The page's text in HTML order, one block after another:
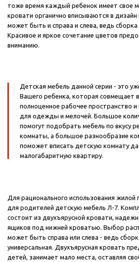
тоже время каждый ребенок имеет свое
кровати органично вписываются в
может быть и справа и слева, ведь сборка
Красивое и яркое сочетание цветов
вниманию.
Детская мебель данной серии - это
Вашего ребенка, которая совмещает
полноценное рабочее пространство
для одежды и мелочей. Большое
помогут подобрать мебель по вкусу
комнаты, а большое разнообразие
поможет вписать детскую комнату
малогабаритную квартиру.
Для рационального использования
для родителей детскую мебель Л-7.
состоит из двухъярусной кровати,
ящиков под нижней кроватью. Выбор
может быть справа или слева - ведь
универсальная. Двухъярусная кровать
детей, занимает мало места, оставляя